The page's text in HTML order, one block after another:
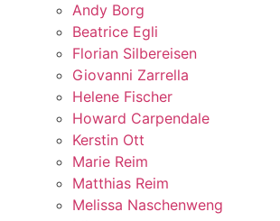
Andy Borg
Beatrice Egli
Florian Silbereisen
Giovanni Zarrella
Helene Fischer
Howard Carpendale
Kerstin Ott
Marie Reim
Matthias Reim
Melissa Naschenweng